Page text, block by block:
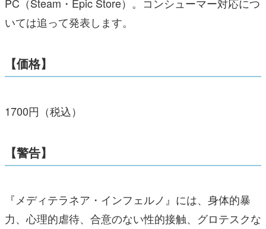
いては追って発表します。
【価格】
1700円（税込）
【警告】
『メディテラネア・インフェルノ』には、身体的暴
力、心理的虐待、合意のない性的接触、グロテスクな